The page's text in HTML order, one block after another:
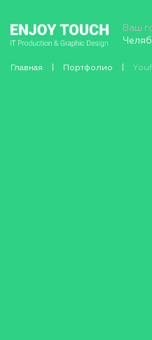
Ваш
Главная Портфолио